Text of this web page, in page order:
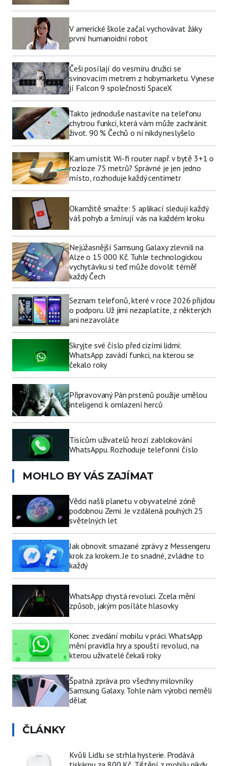
V americké škole začal vychovávat žáky
první humanoidní robot
Češi posílají do vesmíru družici se
svinovacím metrem z hobymarketu. Vynese
jí Falcon 9 společnosti SpaceX
Takto jednoduše nastavíte na telefonu
chytrou funkci, která vám může zachránit
život. 90 % Čechů o ní nikdy neslyšelo
Kam umístit Wi-fi router např. v bytě 3+1 o
rozloze 75 metrů? Správné je jen jedno
místo, rozhoduje každý centimetr
Okamžitě smažte: 5 aplikací sledují každý
váš pohyb a šmírují vás na každém kroku
Nejúžasnější Samsung Galaxy zlevnili na
Alze o 15 000 Kč. Tuhle technologickou
vychytávku si teď může dovolit téměř
každý Čech
Seznam telefonů, které v roce 2026 přijdou
o podporu. Už jimi nezaplatíte, z některých
ani nezavoláte
Skryjte své číslo před cizími lidmi:
WhatsApp zavádí funkci, na kterou se
čekalo roky
Připravovaný Pán prstenů použije umělou
inteligenci k omlazení herců
Tisícům uživatelů hrozí zablokování
WhatsAppu. Rozhoduje telefonní číslo
MOHLO BY VÁS ZAJÍMAT
Vědci našli planetu v obyvatelné zóně
podobnou Zemi. Je vzdálená pouhých 25
světelných let
Jak obnovit smazané zprávy z Messengeru
krok za krokem. Je to snadné, zvládne to
každý
WhatsApp chystá revoluci. Zcela mění
způsob, jakým posíláte hlasovky
Konec zvedání mobilu v práci. WhatsApp
mění pravidla hry a spouští revoluci, na
kterou uživatelé čekali roky
Špatná zpráva pro všechny milovníky
Samsung Galaxy. Tohle nám výrobci neměli
dělat
ČLÁNKY
Kvůli Lidlu se strhla hysterie. Prodává